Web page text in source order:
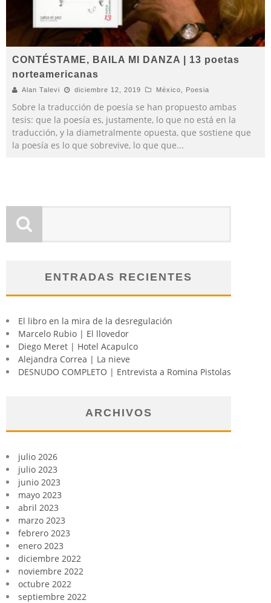
CONTÉSTAME, BAILA MI DANZA | 13 poetas
norteamericanas
Alan Talevi diciembre 12, 2019 México Poesia
Sobre la traducción de poesía se han propuesto ambas
tesis: que la poesía es, justamente, lo que no está en la
traducción, y la diametralmente opuesta, que sostiene que
la poesía es lo que sobrevive, lo que que...
ENTRADAS RECIENTES
El libro en la mira de la desregulación
Marcelo Rubio | El llovedor
Diego Meret | Hotel Acapulco
Alejandra Correa | La nieve
DESNUDO COMPLETO | Entrevista a Romina Pistolas
ARCHIVOS
julio 2026
julio 2023
junio 2023
mayo 2023
abril 2023
marzo 2023
febrero 2023
enero 2023
diciembre 2022
noviembre 2022
octubre 2022
septiembre 2022